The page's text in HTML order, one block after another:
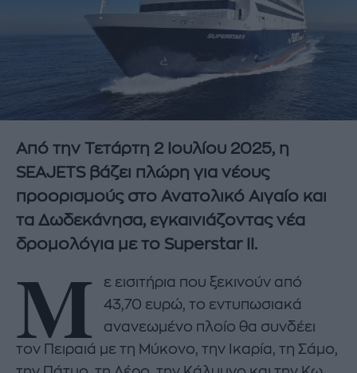
Από την Τετάρτη 2 Ιουλίου 2025, η
SEAJETS βάζει πλώρη για νέους
προορισμούς στο Ανατολικό Αιγαίο και
τα Δωδεκάνησα, εγκαινιάζοντας νέα
δρομολόγια με το Superstar II.
Μ
ε εισιτήρια που ξεκινούν από
43,70 ευρώ, το εντυπωσιακά
ανανεωμένο πλοίο θα συνδέει
τον Πειραιά με τη Μύκονο, την Ικαρία, τη Σάμο,